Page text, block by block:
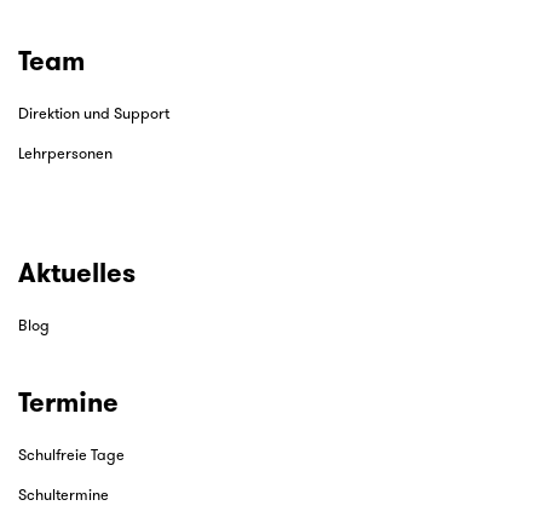
Team
Direktion und Support
Lehrpersonen
Aktuelles
Blog
Termine
Schulfreie Tage
Schultermine